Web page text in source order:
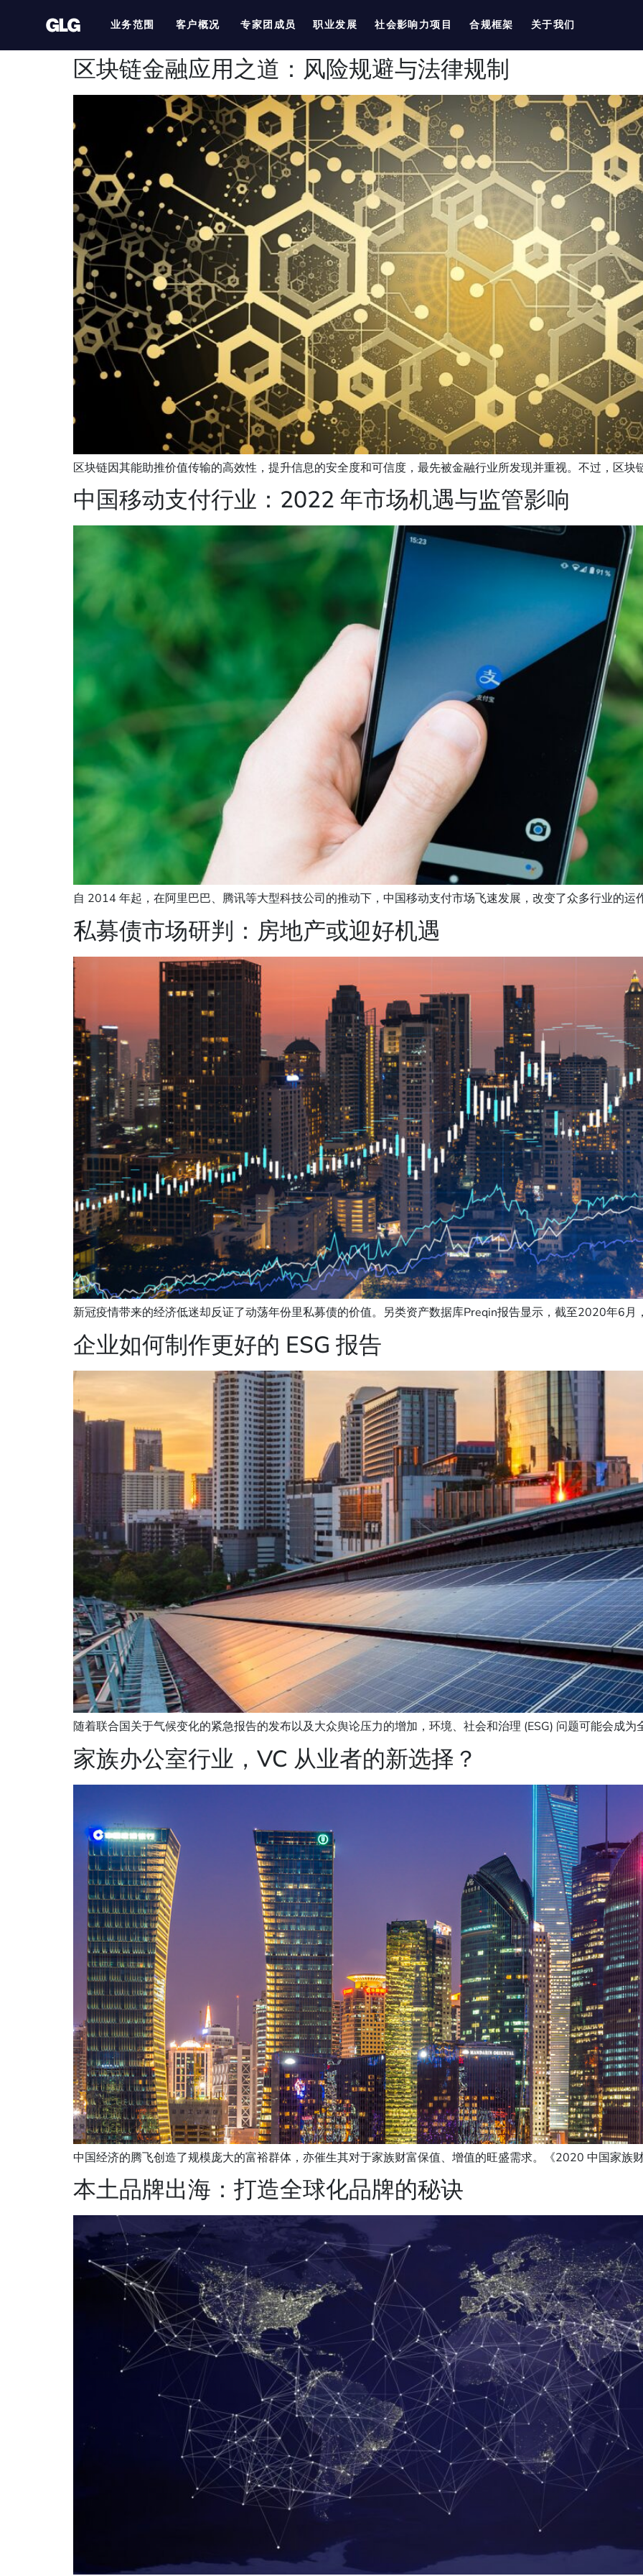
业务范围 客户概况 专家团成员 职业发展 社会影响力项目 合规框架 关于我们
区块链金融应用之道：风险规避与法律规制
区块链因其能助推价值传输的高效性，提升信息的安全度和可信度，最先被金融行业所发现并重视。不过，区块
中国移动支付行业：2022 年市场机遇与监管影响
自 2014 年起，在阿里巴巴、腾讯等大型科技公司的推动下，中国移动支付市场飞速发展，改变了众多行业的运
私募债市场研判：房地产或迎好机遇
新冠疫情带来的经济低迷却反证了动荡年份里私募债的价值。另类资产数据库Preqin报告显示，截至2020年6月
企业如何制作更好的 ESG 报告
随着联合国关于气候变化的紧急报告的发布以及大众舆论压力的增加，环境、社会和治理 (ESG) 问题可能会成为
家族办公室行业，VC 从业者的新选择？
中国经济的腾飞创造了规模庞大的富裕群体，亦催生其对于家族财富保值、增值的旺盛需求。《2020 中国家族
本土品牌出海：打造全球化品牌的秘诀